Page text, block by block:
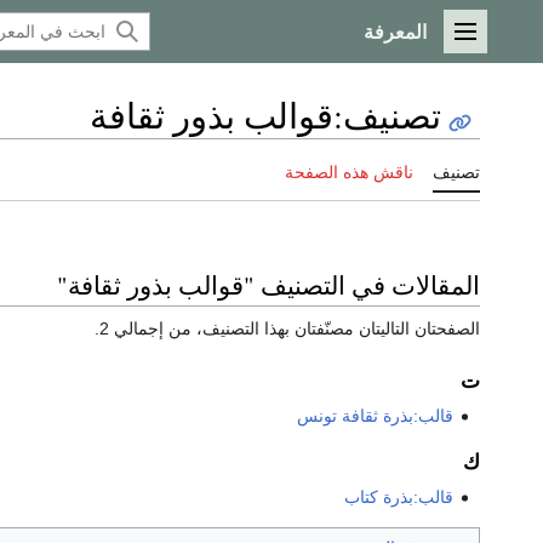
القائمة الرئيسية
المعرفة
تصنيف:قوالب بذور ثقافة
تصنيف ناقش هذه الصفحة
المقالات في التصنيف "قوالب بذور ثقافة"
الصفحتان التاليتان مصنّفتان بهذا التصنيف، من إجمالي 2.
ت
قالب:بذرة ثقافة تونس
ك
قالب:بذرة كتاب